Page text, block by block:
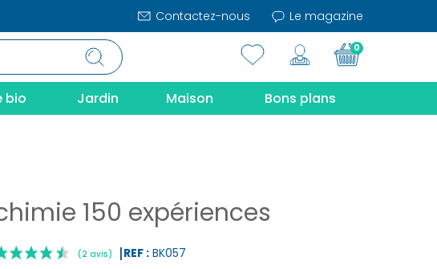
Contactez-nous Le magazine
0
bio Jardin Maison Bons plans
150 expériences
REF : BK057